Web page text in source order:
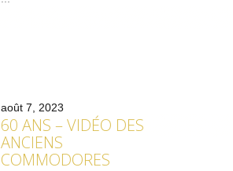
août 7, 2023
60 ANS – VIDÉO DES
ANCIENS
COMMODORES